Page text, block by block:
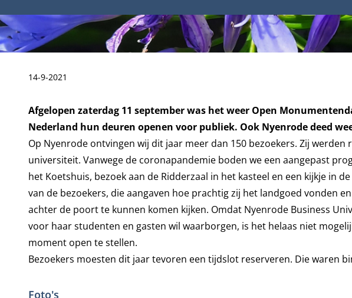
Publicatiedatum:
14-9-2021
Afgelopen zaterdag 11 september was het weer Open
Nederland hun deuren openen voor publiek. Ook Nyenrode deed
Op Nyenrode ontvingen wij dit jaar meer dan 150 bezoekers. Zij
universiteit. Vanwege de coronapandemie boden we een aangepast
het Koetshuis, bezoek aan de Ridderzaal in het kasteel en een kijkje in
van de bezoekers, die aangaven hoe prachtig zij het landgoed vonden
achter de poort te kunnen komen kijken. Omdat Nyenrode Business
voor haar studenten en gasten wil waarborgen, is het helaas niet
moment open te stellen.
Bezoekers moesten dit jaar tevoren een tijdslot reserveren. Die waren
Foto's